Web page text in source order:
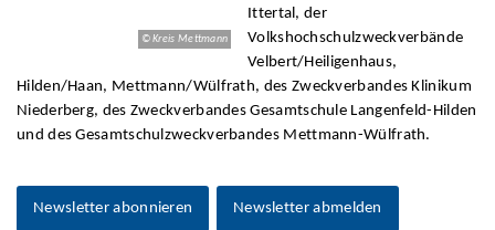
© Kreis Mettmann
Ittertal, der
Volkshochschulzweckverbände
Velbert/Heiligenhaus,
Hilden/Haan, Mettmann/Wülfrath, des Zweckverbandes Klinikum
Niederberg, des Zweckverbandes Gesamtschule Langenfeld-Hilden
und des Gesamtschulzweckverbandes Mettmann-Wülfrath.
Newsletter abonnieren Newsletter abmelden